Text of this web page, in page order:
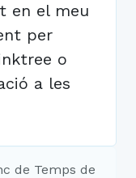
en el meu
per
o
a les
de Temps de